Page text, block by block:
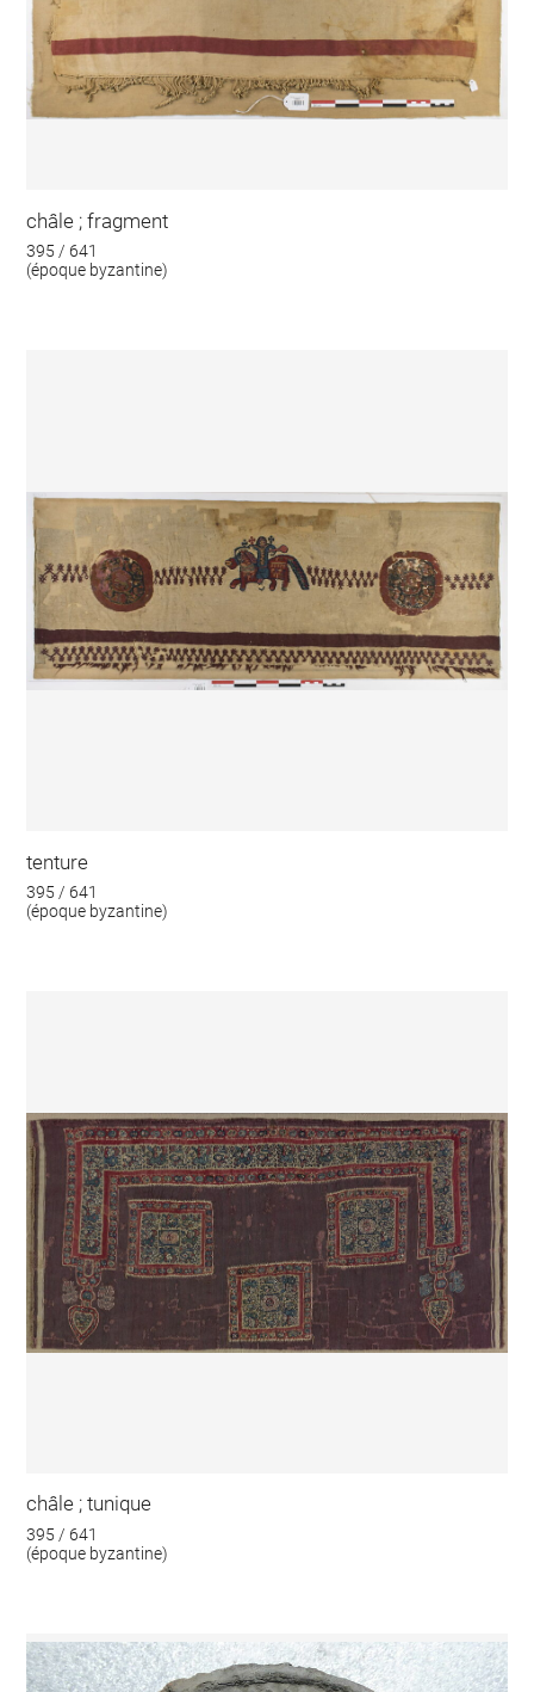
châle ; fragment
395 / 641
(époque byzantine)
tenture
395 / 641
(époque byzantine)
châle ; tunique
395 / 641
(époque byzantine)